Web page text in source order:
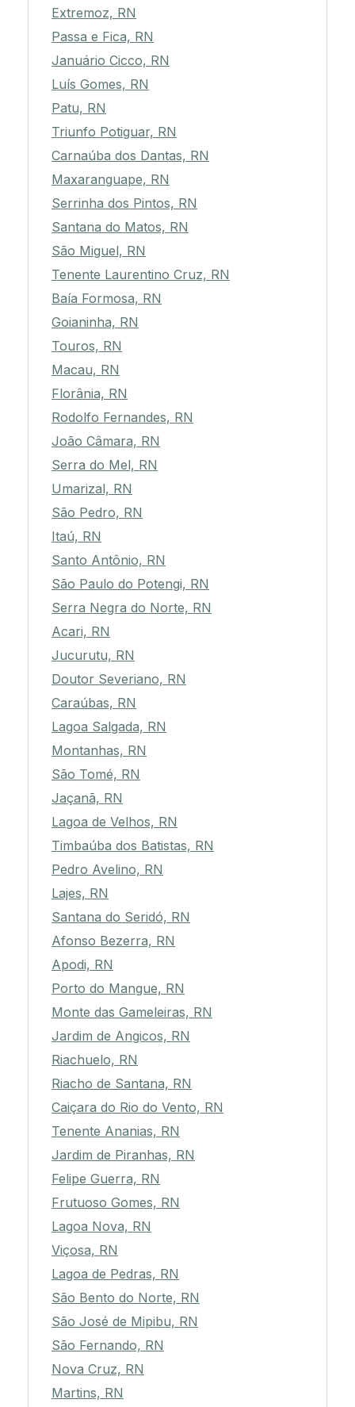
Extremoz, RN
Passa e Fica, RN
Januário Cicco, RN
Luís Gomes, RN
Patu, RN
Triunfo Potiguar, RN
Carnaúba dos Dantas, RN
Maxaranguape, RN
Serrinha dos Pintos, RN
Santana do Matos, RN
São Miguel, RN
Tenente Laurentino Cruz, RN
Baía Formosa, RN
Goianinha, RN
Touros, RN
Macau, RN
Florânia, RN
Rodolfo Fernandes, RN
João Câmara, RN
Serra do Mel, RN
Umarizal, RN
São Pedro, RN
Itaú, RN
Santo Antônio, RN
São Paulo do Potengi, RN
Serra Negra do Norte, RN
Acari, RN
Jucurutu, RN
Doutor Severiano, RN
Caraúbas, RN
Lagoa Salgada, RN
Montanhas, RN
São Tomé, RN
Jaçanã, RN
Lagoa de Velhos, RN
Timbaúba dos Batistas, RN
Pedro Avelino, RN
Lajes, RN
Santana do Seridó, RN
Afonso Bezerra, RN
Apodi, RN
Porto do Mangue, RN
Monte das Gameleiras, RN
Jardim de Angicos, RN
Riachuelo, RN
Riacho de Santana, RN
Caiçara do Rio do Vento, RN
Tenente Ananias, RN
Jardim de Piranhas, RN
Felipe Guerra, RN
Frutuoso Gomes, RN
Lagoa Nova, RN
Viçosa, RN
Lagoa de Pedras, RN
São Bento do Norte, RN
São José de Mipibu, RN
São Fernando, RN
Nova Cruz, RN
Martins, RN